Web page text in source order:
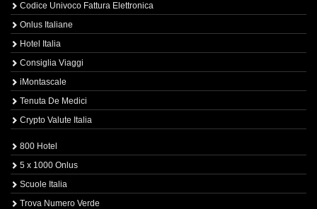
Codice Univoco Fattura Elettronica
Onlus Italiane
Hotel Italia
Consiglia Viaggi
iMontascale
Tenuta De Medici
Crypto Valute Italia
800 Hotel
5 x 1000 Onlus
Scuole Italia
Trova Numero Verde